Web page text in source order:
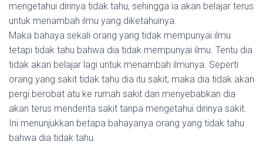
mengetahui dirinya tidak tahu, sehingga ia akan belajar terus
untuk menambah ilmu yang diketahuinya.
Maka bahaya sekali orang yang tidak mempunyai ilmu
tetapi tidak tahu bahwa dia tidak mempunyai ilmu. Tentu dia
tidak akan belajar lagi untuk menambah ilmunya. Seperti
orang yang sakit tidak tahu dia itu sakit, maka dia tidak akan
pergi berobat atu ke rumah sakit dan menyebabkan dia
akan terus menderita sakit tanpa mengetahui dirinya sakit.
Ini menunjukkan betapa bahayanya orang yang tidak tahu
bahwa dia tidak tahu.